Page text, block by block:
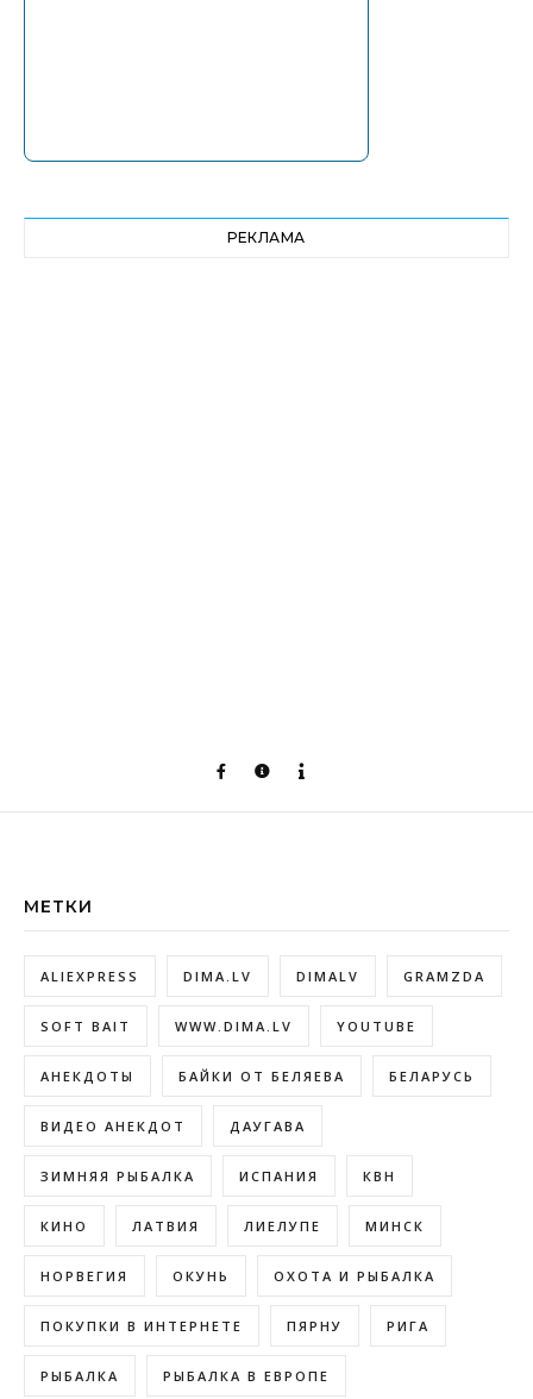
РЕКЛАМА
МЕТКИ
ALIEXPRESS DIMA.LV DIMALV GRAMZDA
SOFT BAIT WWW.DIMA.LV YOUTUBE
АНЕКДОТЫ БАЙКИ ОТ БЕЛЯЕВА БЕЛАРУСЬ
ВИДЕО АНЕКДОТ ДАУГАВА
ЗИМНЯЯ РЫБАЛКА ИСПАНИЯ КВН
КИНО ЛАТВИЯ ЛИЕЛУПЕ МИНСК
НОРВЕГИЯ ОКУНЬ ОХОТА И РЫБАЛКА
ПОКУПКИ В ИНТЕРНЕТЕ ПЯРНУ РИГА
РЫБАЛКА РЫБАЛКА В ЕВРОПЕ